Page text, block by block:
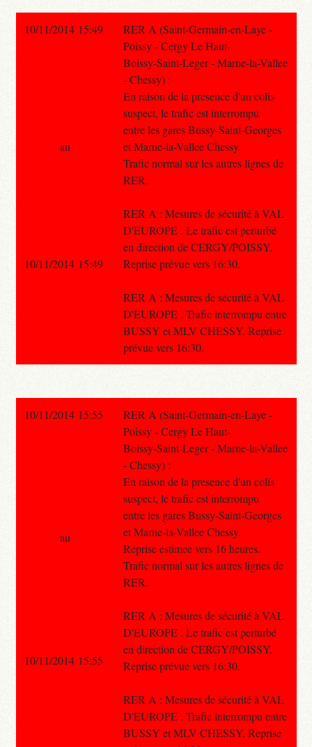
10/11/2014 15:49
RER A (Saint-Germain-en-Laye -
Poissy - Cergy Le Haut-
Boissy-Saint-Leger - Marne-la-Vallee
- Chessy) :
En raison de la presence d'un colis
suspect, le trafic est interrompu
entre les gares Bussy-Saint-Georges
et Marne-la-Vallee Chessy.
Trafic normal sur les autres lignes de
RER.
RER A : Mesures de sécurité à VAL
D'EUROPE . Le trafic est perturbé
en direction de CERGY/POISSY.
Reprise prévue vers 16:30.
RER A : Mesures de sécurité à VAL
D'EUROPE . Trafic interrompu entre
BUSSY et MLV CHESSY. Reprise
prévue vers 16:30.
au
10/11/2014 15:49
10/11/2014 15:55
RER A (Saint-Germain-en-Laye -
Poissy - Cergy Le Haut-
Boissy-Saint-Leger - Marne-la-Vallee
- Chessy) :
En raison de la presence d'un colis
suspect, le trafic est interrompu
entre les gares Bussy-Saint-Georges
et Marne-la-Vallee Chessy.
Reprise estimee vers 16 heures.
Trafic normal sur les autres lignes de
RER.
RER A : Mesures de sécurité à VAL
D'EUROPE . Le trafic est perturbé
en direction de CERGY/POISSY.
Reprise prévue vers 16:30.
RER A : Mesures de sécurité à VAL
D'EUROPE . Trafic interrompu entre
BUSSY et MLV CHESSY. Reprise
au
10/11/2014 15:55